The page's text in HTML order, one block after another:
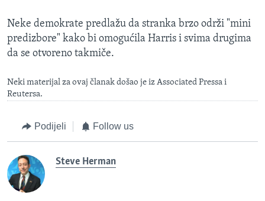
Neke demokrate predlažu da stranka brzo održi "mini
predizbore" kako bi omogućila Harris i svima drugima
da se otvoreno takmiče.
Neki materijal za ovaj članak došao je iz Associated Pressa i
Reutersa.
Podijeli Follow us
Steve Herman